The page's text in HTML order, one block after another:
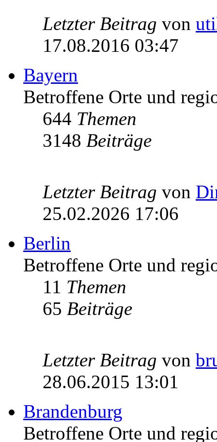
Letzter Beitrag von
17.08.2016 03:47
Bayern
Betroffene Orte und
644 Themen
3148 Beiträge
Letzter Beitrag von
25.02.2026 17:06
Berlin
Betroffene Orte und
11 Themen
65 Beiträge
Letzter Beitrag von
28.06.2015 13:01
Brandenburg
Betroffene Orte und